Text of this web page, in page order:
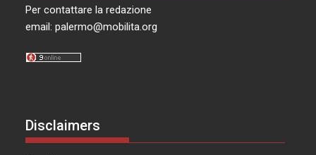
Per contattare la redazione
email:palermo@mobilita.org
Disclaimers